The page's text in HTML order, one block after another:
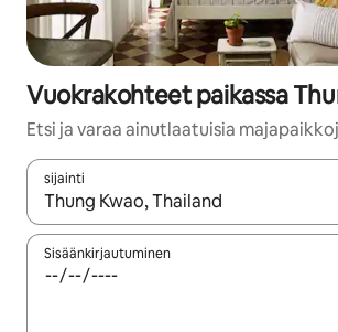
Vuokrakohteet paikassa
Etsi ja varaa ainutlaatuisia
sijainti
Kun tulokset ovat saatavilla, navigoi
Sisäänkirjautuminen